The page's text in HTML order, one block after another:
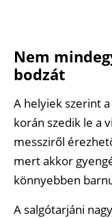
Nem
bodzát
A helyiek szerint
korán szedik le a
messziről
mert akkor
könnyebben
A salgótarjáni